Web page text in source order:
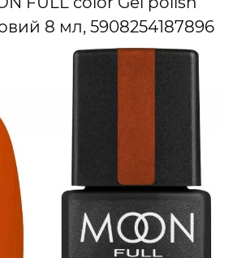
8 мл, 5908254187896